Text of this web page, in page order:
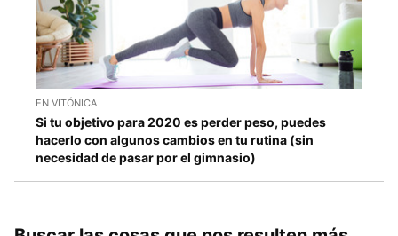
EN VITÓNICA
Si tu objetivo para 2020 es perder peso, puedes
hacerlo con algunos cambios en tu rutina (sin
necesidad de pasar por el gimnasio)